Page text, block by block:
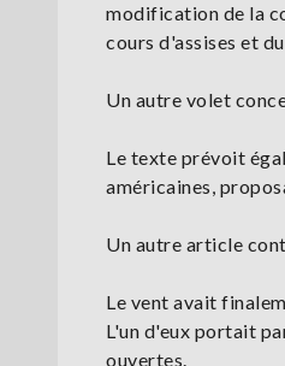
modification de la
cours d'assises et
Un autre volet
Le texte prévoit
américaines,
Un autre article
Le vent avait
L'un d'eux portait
ouvertes.